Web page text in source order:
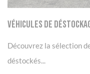
Véhicules de
Découvrez la sélection
déstockés...